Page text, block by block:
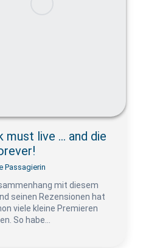
must live … and die
Passagierin
mit diesem
seinen Rezensionen hat
viele kleine Premieren
So habe…